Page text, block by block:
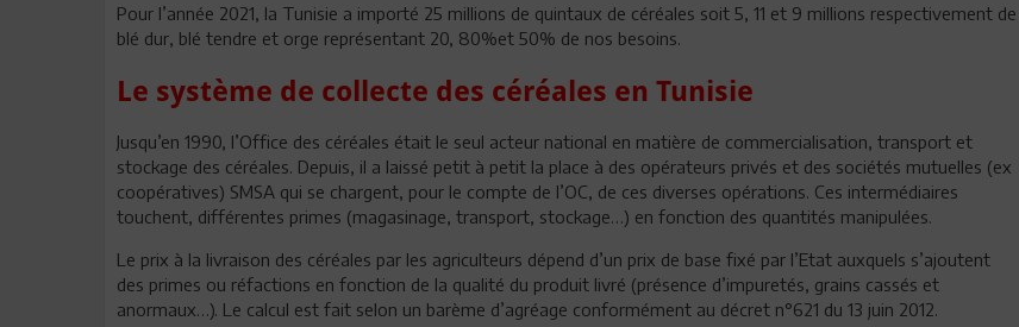
Pour l’année 2021, la Tunisie a importé 25 millions de quintaux de céréales soit 5, 11 et 9 millions respectivement de
blé dur, blé tendre et orge représentant 20, 80%et 50% de nos besoins.
Le système de collecte des céréales en Tunisie
Jusqu’en 1990, l’Office des céréales était le seul acteur national en matière de commercialisation, transport et
stockage des céréales. Depuis, il a laissé petit à petit la place à des opérateurs privés et des sociétés mutuelles (ex
coopératives) SMSA qui se chargent, pour le compte de l’OC, de ces diverses opérations. Ces intermédiaires
touchent, différentes primes (magasinage, transport, stockage…) en fonction des quantités manipulées.
Le prix à la livraison des céréales par les agriculteurs dépend d’un prix de base fixé par l’Etat auxquels s’ajoutent
des primes ou réfactions en fonction de la qualité du produit livré (présence d’impuretés, grains cassés et
anormaux…). Le calcul est fait selon un barème d’agréage conformément au décret n°621 du 13 juin 2012.